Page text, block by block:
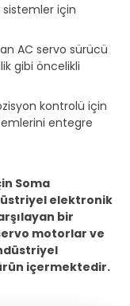
için
AC servo sürücü
gibi öncelikli
kontrolü için
entegre
Soma
elektronik
bir
motorlar ve
içermektedir.